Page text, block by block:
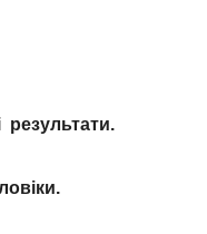
результати.